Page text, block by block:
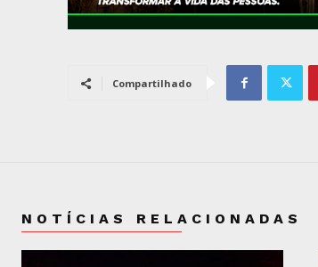
Compartilhado
NOTÍCIAS RELACIONADAS